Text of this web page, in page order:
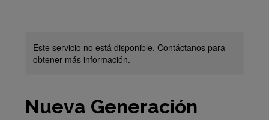
Este servicio no está disponible. Contáctanos para
obtener más información.
Nueva Generación